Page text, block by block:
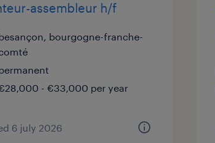
assembleur h/f
bourgogne-franche-
- €33,000 per year
6 july 2026